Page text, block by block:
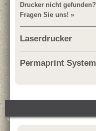
Drucker nicht gefunden?
Fragen Sie uns! »
Laserdrucker
Permaprint System